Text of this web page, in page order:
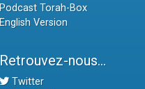
Podcast Torah-Box
English Version
Retrouvez-nous...
Twitter